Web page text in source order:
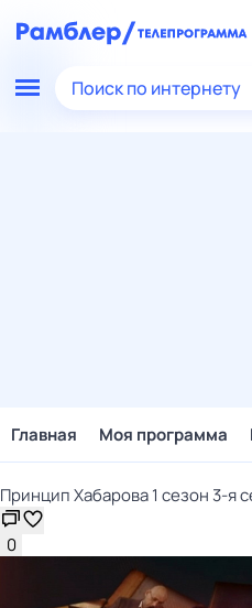
Поиск по интернету
Главная Моя программа
Принцип Хабарова 1 сезон 3-я
0